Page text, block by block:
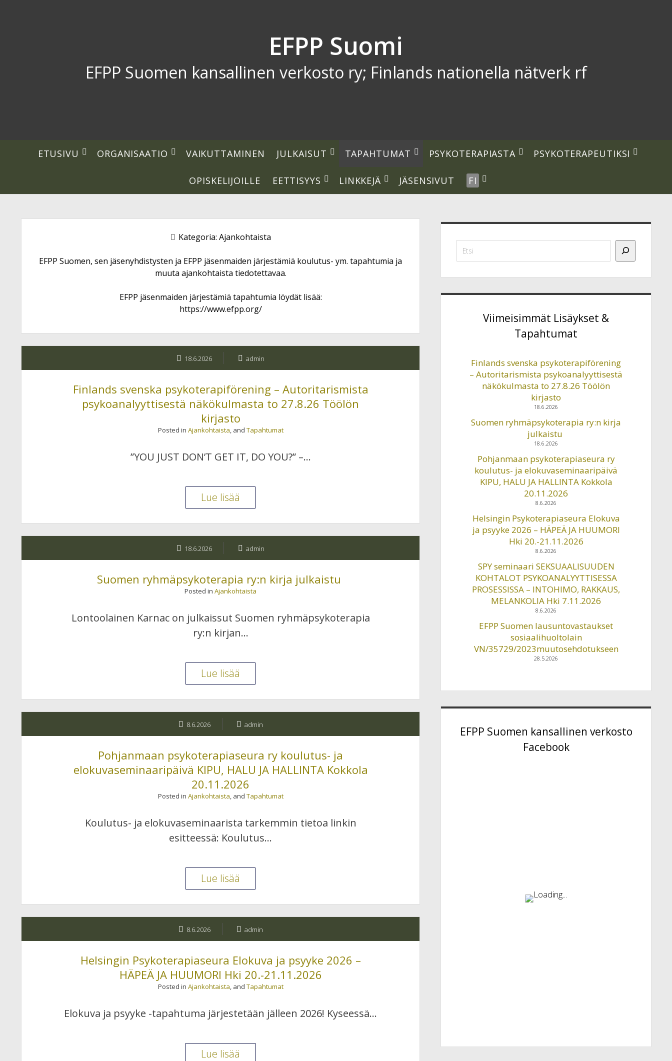
EFPP Suomi
EFPP Suomen kansallinen verkosto ry; Finlands nationella nätverk rf
ETUSIVU open
dropdown
ORGANISAATIO open
dropdown
VAIKUTTAMINEN JULKAISUT open
dropdown
TAPAHTUMAT open
dropdown
PSYKOTERAPIASTA open
dropdown
PSYKOTERAPEUTIKSI open
OPISKELIJOILLE EETTISYYS open
dropdown
menu
LINKKEJÄ open
dropdown
menu
JÄSENSIVUT FI
open
menu
Kategoria: Ajankohtaista
EFPP Suomen, sen jäsenyhdistysten ja EFPP jäsenmaiden järjestämiä koulutus- ym. tapahtumia ja
muuta ajankohtaista tiedotettavaa.
EFPP jäsenmaiden järjestämiä tapahtumia löydät lisää:
https://www.efpp.org/
18.6.2026 admin
Finlands svenska psykoterapiförening – Autoritarismista
psykoanalyyttisestä näkökulmasta to 27.8.26 Töölön
kirjasto
Posted in Ajankohtaista, and Tapahtumat
”YOU JUST DON’T GET IT, DO YOU?” –…
Lue lisää
svenska
psykoterapiförening
–
Autoritarismista
näkökulmasta
27.8.26
Töölön
18.6.2026 admin
Suomen ryhmäpsykoterapia ry:n kirja julkaistu
Posted in Ajankohtaista
Lontoolainen Karnac on julkaissut Suomen ryhmäpsykoterapia
ry:n kirjan…
Lue lisää
ryhmäpsykoterapia
ry:n
kirja
julkaistu
8.6.2026 admin
Pohjanmaan psykoterapiaseura ry koulutus- ja
elokuvaseminaaripäivä KIPU, HALU JA HALLINTA Kokkola
20.11.2026
Posted in Ajankohtaista, and Tapahtumat
Koulutus- ja elokuvaseminaarista tarkemmin tietoa linkin
esitteessä: Koulutus…
Lue lisää
psykoterapiaseura
ry
koulutus-
ja
KIPU,
HALU
HALLINTA
20.11.2026
8.6.2026 admin
Helsingin Psykoterapiaseura Elokuva ja psyyke 2026 –
HÄPEÄ JA HUUMORI Hki 20.-21.11.2026
Posted in Ajankohtaista, and Tapahtumat
Elokuva ja psyyke -tapahtuma järjestetään jälleen 2026! Kyseessä…
Lue lisää
Viimeisimmät Lisäykset &
Tapahtumat
Finlands svenska psykoterapiförening
– Autoritarismista psykoanalyyttisestä
näkökulmasta to 27.8.26 Töölön
kirjasto
18.6.2026
Suomen ryhmäpsykoterapia ry:n kirja
julkaistu
18.6.2026
Pohjanmaan psykoterapiaseura ry
koulutus- ja elokuvaseminaaripäivä
KIPU, HALU JA HALLINTA Kokkola
20.11.2026
8.6.2026
Helsingin Psykoterapiaseura Elokuva
ja psyyke 2026 – HÄPEÄ JA HUUMORI
Hki 20.-21.11.2026
8.6.2026
SPY seminaari SEKSUAALISUUDEN
KOHTALOT PSYKOANALYYTTISESSA
PROSESSISSA – INTOHIMO, RAKKAUS,
MELANKOLIA Hki 7.11.2026
8.6.2026
EFPP Suomen lausuntovastaukset
sosiaalihuoltolain
VN/35729/2023muutosehdotukseen
28.5.2026
EFPP Suomen kansallinen verkosto
Facebook